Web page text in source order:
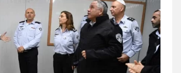
עו"ד שלומי שרון
צבאי מעצרים וחקירות
0547342002